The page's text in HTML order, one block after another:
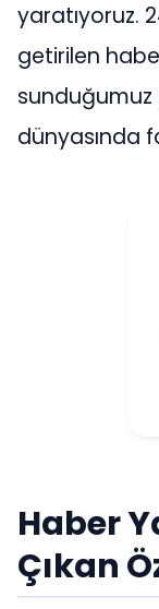
yaratıyoruz.
getirilen
dünyasında
Haber
Çıkan